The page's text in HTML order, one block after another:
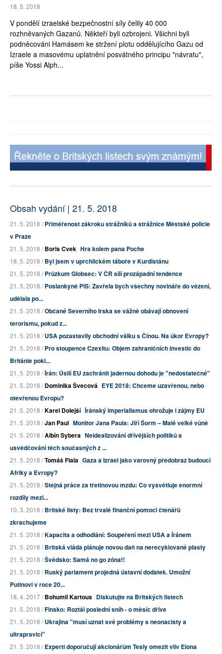
18. 5. 2018
V pondělí izraelské bezpečnostní síly čelily 40 000
rozhněvaných Gazanů. Někteří byli ozbrojeni. Všichni byli
podněcováni Hamásem ke stržení plotu oddělujícího Gazu od
Izraele a masovému uplatnění posvátného principu "návratu",
píše Yossi Alph...
Obsah vydání | 21. 5. 2018
21. 5. 2018 /Přiměřenost zákroku strážníků a strážnice Městské policie
v Praze
21. 5. 2018 /Boris Cvek Hra kolem pana Poche
18. 5. 2018 /Byl jsem v uprchlickém táboře v Kurdistánu
21. 5. 2018 /Průzkum Globsec: V ČR sílí prozápadní tendence
21. 5. 2018 /Poslankyně PiS: Zavřela bych všechny novináře do vězení,
udělala po...
21. 5. 2018 /Občané Severního Irska se vážně obávají obnovení
terorismu, pokud z...
21. 5. 2018 /USA pozastavily obchodní válku s Čínou. Na úkor Evropy?
21. 5. 2018 /Pro stoupence Czexitu: Objem zahraničních investic do
Británie pokl...
21. 5. 2018 /Írán: Úsilí EU zachránit jadernou dohodu je "nedostatečné"
21. 5. 2018 /Dominika Švecová EYE 2018: Chceme uzavřenou, nebo
otevřenou Evropu?
21. 5. 2018 /Karel Dolejší Íránský imperialismus ohrožuje i zájmy EU
21. 5. 2018 /Jan Paul Monitor Jana Paula: Jiří Šorm – Malé velké vůně
21. 5. 2018 /Albín Sybera Neidealizování dřívějších politiků a
usvědčování těch současných z ...
21. 5. 2018 /Tomáš Fiala Gaza a Izrael jako varovný předobraz budoucí
Afriky a Evropy?
21. 5. 2018 /Stejná práce za třetinovou mzdu: Co vysvětluje enormní
rozdíly mezi...
10. 3. 2018 /Britské listy: Bez trvalé finanční pomoci čtenářů
zkrachujeme
21. 5. 2018 /Kapacita a odhodlání: Soupeření mezi USA a Íránem
21. 5. 2018 /Britská vláda plánuje novou daň na nerecyklované plasty
21. 5. 2018 /Švédsko: Samá no go zóna!!
21. 5. 2018 /Ruský parlament projedná ústavní dodatek. Umožní
Putinovi v roce 20...
18. 4. 2017 /Bohumil Kartous Diskutujte na Britských listech
21. 5. 2018 /Finsko: Roztál poslední sníh - o měsíc dříve
21. 5. 2018 /Ukrajina "musí uznat své problémy s neonacisty a
ultrapravicí"
21. 5. 2018 /Experti doporučují akcionářům Tesly omezit vliv Elona